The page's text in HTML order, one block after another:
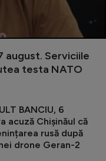
august. Serviciile
testa NATO
BANCIU, 6
acuză Chișinăul că
rusă după
drone Geran-2